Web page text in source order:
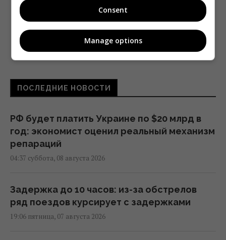
НОМИНАНТОВ НА «ОСКАР»
ПОСЛЕДНИЕ НОВОСТИ
РФ будет платить Украине по $20 млрд в
год: экономист оценил реальный механизм
репараций
04:37 суббота, 08 августа 2026
Задержка до 10 часов: из-за обстрелов
ряд поездов курсирует с задержками
19:06 пятница, 07 августа 2026
Consent
Manage options